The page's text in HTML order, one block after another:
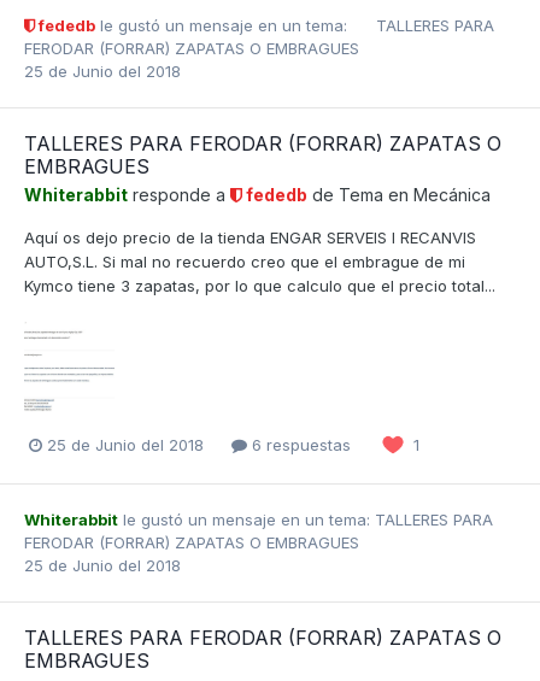
fededb le gustó un mensaje en un tema:
TALLERES PARA
FERODAR (FORRAR) ZAPATAS O EMBRAGUES
25 de Junio del 2018
TALLERES PARA FERODAR (FORRAR) ZAPATAS O
EMBRAGUES
Whiterabbit responde a fededb de Tema en Mecánica
Aquí os dejo precio de la tienda ENGAR SERVEIS I RECANVIS
AUTO,S.L. Si mal no recuerdo creo que el embrague de mi
Kymco tiene 3 zapatas, por lo que calculo que el precio total...
25 de Junio del 2018 6 respuestas 1
Whiterabbit le gustó un mensaje en un tema: TALLERES PARA
FERODAR (FORRAR) ZAPATAS O EMBRAGUES
25 de Junio del 2018
TALLERES PARA FERODAR (FORRAR) ZAPATAS O
EMBRAGUES